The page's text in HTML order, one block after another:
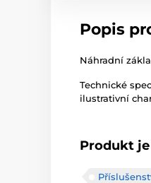
Popis
Náhradní
Technické
ilustrativní
Produkt